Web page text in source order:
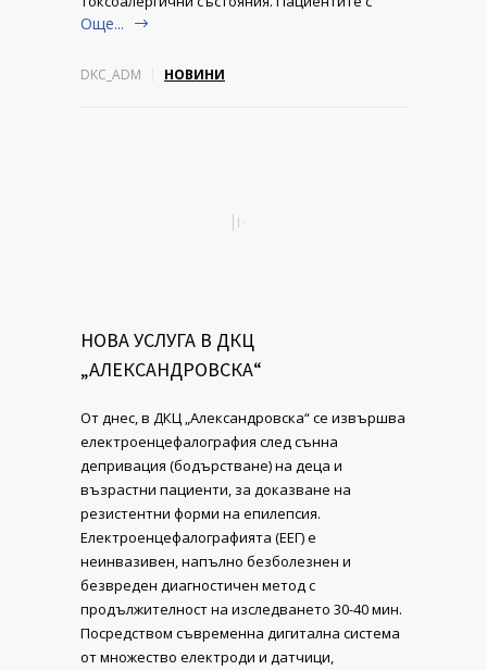
Още...
DKC_ADM НОВИНИ
НОВА УСЛУГА В ДКЦ
„АЛЕКСАНДРОВСКА“
От днес, в ДКЦ „Александровска“ се извършва
електроенцефалография след сънна
депривация (бодърстване) на деца и
възрастни пациенти, за доказване на
резистентни форми на епилепсия.
Електроенцефалографията (ЕЕГ) е
неинвазивен, напълно безболезнен и
безвреден диагностичен метод с
продължителност на изследването 30-40 мин.
Посредством съвременна дигитална система
от множество електроди и датчици,